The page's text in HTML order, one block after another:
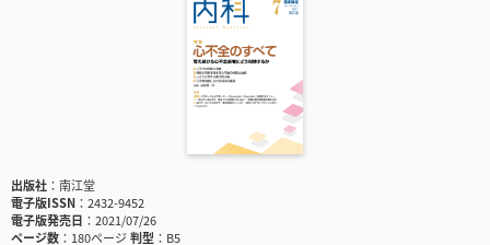
出版社
南江堂
電子版ISSN
2432-9452
電子版発売日
2021/07/26
ページ数
180ページ判型
B5